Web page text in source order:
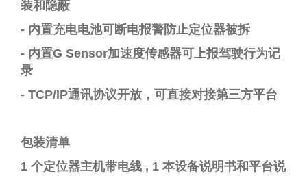
装和隐蔽
- 内置充电电池可断电报警防止定位器被拆
- 内置G Sensor加速度传感器可上报驾驶行为记
录
- TCP/IP通讯协议开放，可直接对接第三方平台
包装清单
1 个定位器主机带电线 , 1 本设备说明书和平台说